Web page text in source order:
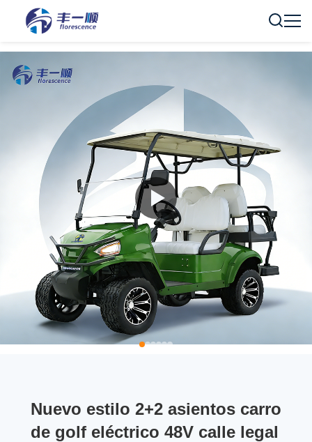
Nuevo estilo 2+2 asientos carro
de golf eléctrico 48V calle legal